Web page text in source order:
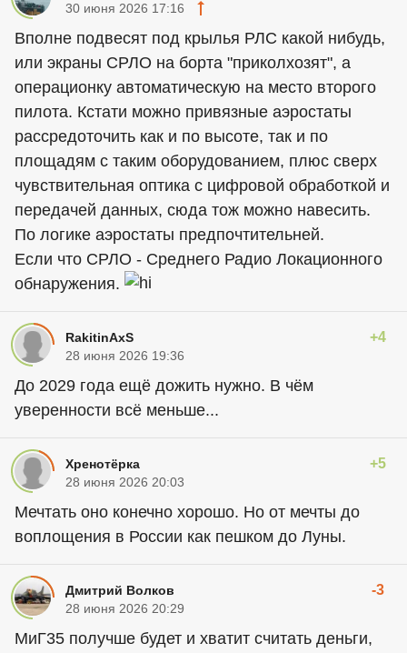
30 июня 2026 17:16
Вполне подвесят под крылья РЛС какой нибудь,
или экраны СРЛО на борта "приколхозят", а
операционку автоматическую на место второго
пилота. Кстати можно привязные аэростаты
рассредоточить как и по высоте, так и по
площадям с таким оборудованием, плюс сверх
чувствительная оптика с цифровой обработкой и
передачей данных, сюда тож можно навесить.
По логике аэростаты предпочтительней.
Если что СРЛО - Среднего Радио Локационного
обнаружения.
RakitinAxS +4
28 июня 2026 19:36
До 2029 года ещё дожить нужно. В чём
уверенности всё меньше...
Хренотёрка +5
28 июня 2026 20:03
Мечтать оно конечно хорошо. Но от мечты до
воплощения в России как пешком до Луны.
Дмитрий Волков -3
28 июня 2026 20:29
МиГ35 получше будет и хватит считать деньги,